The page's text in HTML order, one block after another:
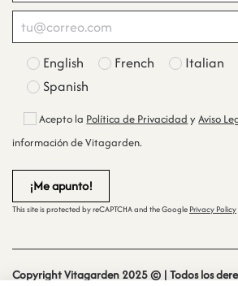
English French Italian
Spanish
Acepto la Política de Privacidad yAviso
información de Vitagarden.
This site is protected by reCAPTCHA and the Google Privacy Policy
Copyright Vitagarden 2025 © | Todos los